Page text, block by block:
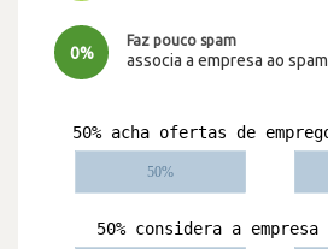
0%
Faz pouco spam
associa a empresa ao spam